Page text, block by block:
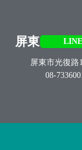
屏東
屏東市光復路
08-